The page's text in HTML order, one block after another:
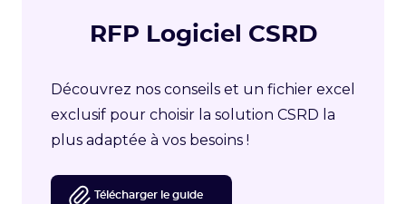
RFP Logiciel CSRD
Découvrez nos conseils et un fichier excel
exclusif pour choisir la solution CSRD la
plus adaptée à vos besoins !
Télécharger le guide